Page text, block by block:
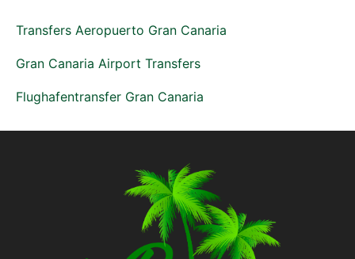
Transfers Aeropuerto Gran Canaria
Gran Canaria Airport Transfers
Flughafentransfer Gran Canaria